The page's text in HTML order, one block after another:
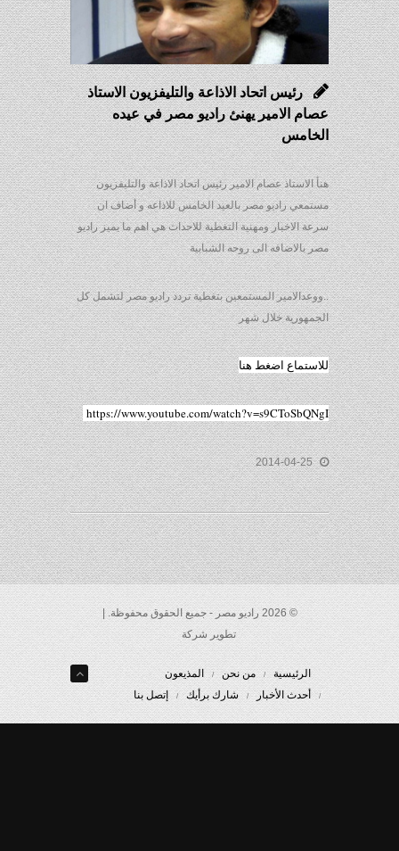
رئيس اتحاد الاذاعة والتليفزيون الاستاذ
عصام الامير يهنئ راديو مصر في عيده
الخامس
هنأ الاستاذ عصام الامير رئيس اتحاد الاذاعة والتليفزيون
مستمعي راديو مصر بالعيد الخامس للاذاعه و أضاف ان
سرعة الاخبار ومهنية التغطية للاحداث هي اهم ما يميز راديو
مصر بالاضافه الى روحه الشبابية
..ووعدالامير المستمعين بتغطية تردد راديو مصر لتشمل كل
الجمهورية خلال شهر
للاستماع اضغط هنا
https://www.youtube.com/watch?v=s9CToSbQNgI
2014-04-25
© 2026 راديو مصر - جميع الحقوق محفوظة. |
تطوير شركة
الرئيسية من نحن
المذيعون
أحدث الأخبار
شارك برأيك إتصل بنا